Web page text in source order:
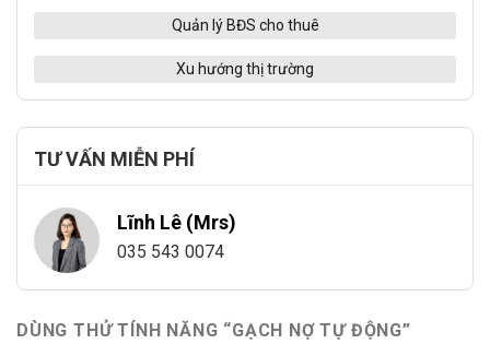
Quản lý BĐS cho thuê
Xu hướng thị trường
TƯ VẤN MIỄN PHÍ
Lĩnh Lê (Mrs)
035 543 0074
DÙNG THỬ TÍNH NĂNG “GẠCH NỢ TỰ ĐỘNG”